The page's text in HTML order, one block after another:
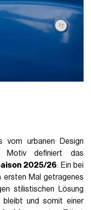
vom urbanen Design
Motiv definiert das
2025/26. Ein bei
ersten Mal getragenes
stilistischen Lösung
bleibt und somit einer